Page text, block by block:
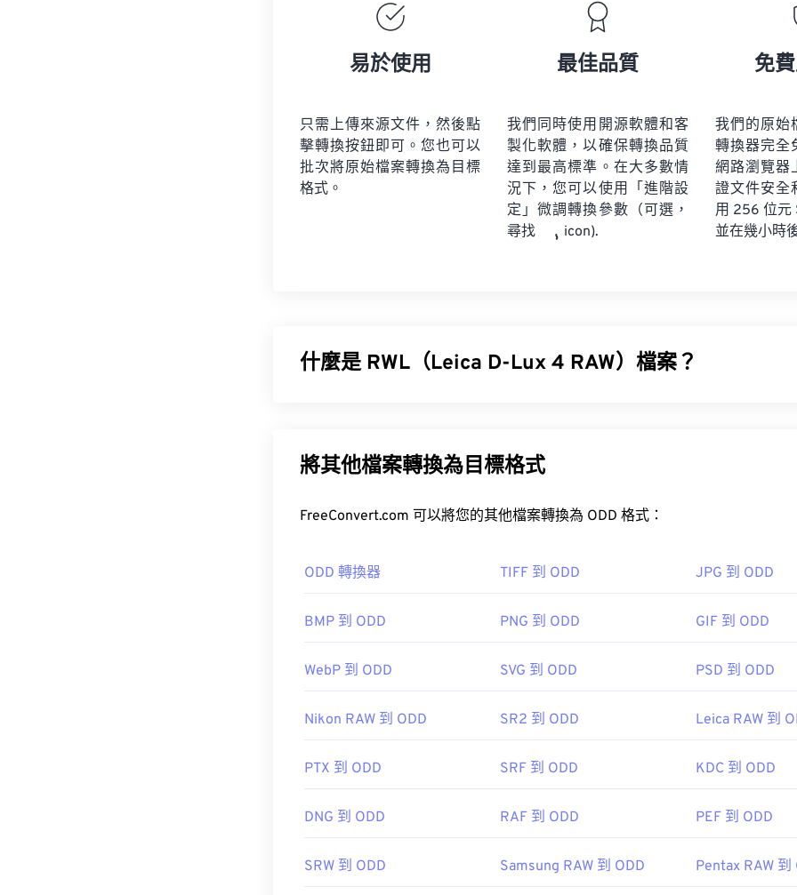
易於使用
只需上傳來源文件，然後點
擊轉換按鈕即可。您也可以
批次將原始檔案轉換為目標
格式。
最佳品質
我們同時使用開源軟體和客
製化軟體，以確保轉換品質
達到最高標準。在大多數情
況下，您可以使用「進階設
定」微調轉換參數（可選，
尋找
icon).
免
我們的原始
轉換器完全
網路瀏覽器
證文件安全
用 256 位元
並在幾小時
什麼是 RWL（Leica D-Lux 4 RAW）檔案？
如何開啟 RWL 檔案？
使用的Photoshop Lightroom
。其他可開啟 RWL 檔案的 Windows 相容程式包
RWL 檔案的另一個檢視器是
XnView MP 。
href="https://www.magix.com/us/photo-graphic/photostory/"
開發者：徠卡
將其他檔案轉換為目標格式
FreeConvert.com 可以將您的其他檔案轉換為 ODD 格式：
ODD 轉換器 TIFF 到 ODD JPG 到 ODD
BMP 到 ODD PNG 到 ODD GIF 到 ODD
WebP 到 ODD SVG 到 ODD PSD 到 ODD
Nikon RAW 到 ODD SR2 到 ODD Leica RAW 到
PTX 到 ODD SRF 到 ODD KDC 到 ODD
DNG 到 ODD RAF 到 ODD PEF 到 ODD
SRW 到 ODD Samsung RAW 到 ODD Pentax RAW 到